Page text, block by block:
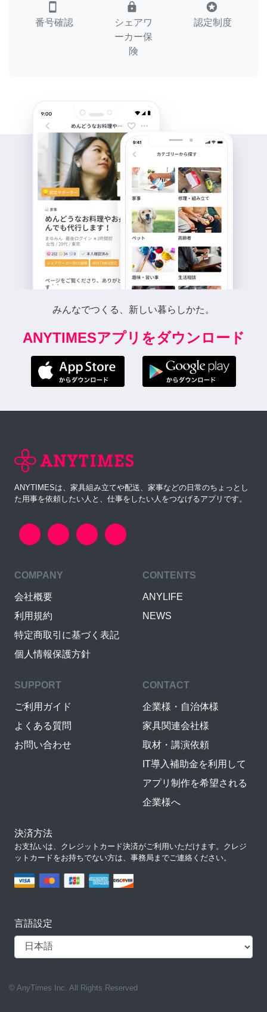
smartphone
番号確認
lock
シェアワ
ーカー保
険
stars
認定制度
みんなでつくる、新しい暮らしかた。
ANYTIMESアプリをダウンロード
ANYTIMESは、家具組み立てや配送、家事などの日常のちょっとし
た用事を依頼したい人と、仕事をしたい人をつなげるアプリです。
COMPANY
会社概要
利用規約
特定商取引に基づく表記
個人情報保護方針
CONTENTS
ANYLIFE
NEWS
SUPPORT
ご利用ガイド
よくある質問
お問い合わせ
CONTACT
企業様・自治体様
家具関連会社様
取材・講演依頼
IT導入補助金を利用して
アプリ制作を希望される
企業様へ
決済方法
お支払いは、クレジットカード決済がご利用いただけます。クレジ
ットカードをお持ちでない方は、事務局までご連絡ください。
言語設定
© AnyTimes Inc. All Rights Reserved